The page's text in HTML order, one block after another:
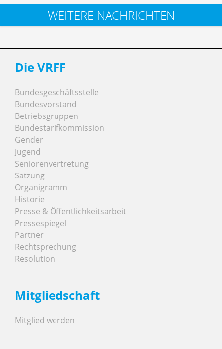
WEITERE NACHRICHTEN
Die VRFF
Bundesgeschäftsstelle
Bundesvorstand
Betriebsgruppen
Bundestarifkommission
Gender
Jugend
Seniorenvertretung
Satzung
Organigramm
Historie
Presse & Öffentlichkeitsarbeit
Pressespiegel
Partner
Rechtsprechung
Resolution
Mitgliedschaft
Mitglied werden